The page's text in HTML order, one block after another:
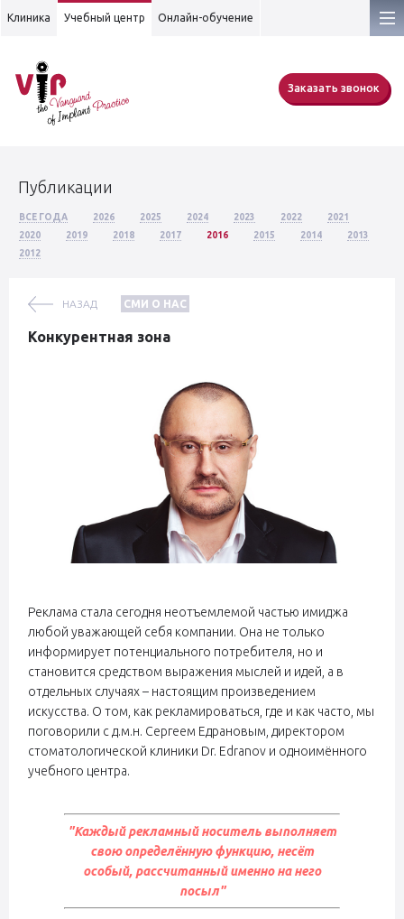
Клиника Учебный центр Онлайн-обучение
Заказать звонок
Публикации
ВСЕ ГОДА 2026 2025 2024 2023 2022
2021
2020
2019 2018 2017 2016 2015 2014
2013
2012
НАЗАД СМИ О НАС
Конкурентная зона
Реклама стала сегодня неотъемлемой частью имиджа
любой уважающей себя компании. Она не только
информирует потенциального потребителя, но и
становится средством выражения мыслей и идей, а в
отдельных случаях – настоящим произведением
искусства. О том, как рекламироваться, где и как часто, мы
поговорили с д.м.н. Сергеем Едрановым, директором
стоматологической клиники Dr. Edranov и одноимённого
учебного центра.
"Каждый рекламный носитель выполняет
свою определённую функцию, несёт
особый, рассчитанный именно на него
посыл"